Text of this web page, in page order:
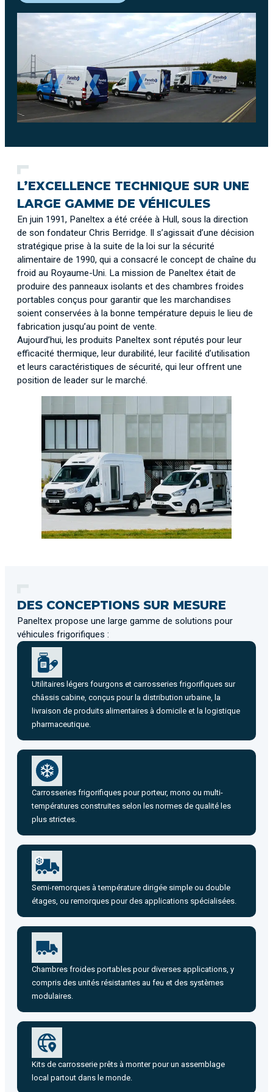
L’EXCELLENCE TECHNIQUE SUR UNE
LARGE GAMME DE VÉHICULES
En juin 1991, Paneltex a été créée à Hull, sous la direction
de son fondateur Chris Berridge. Il s’agissait d’une décision
stratégique prise à la suite de la loi sur la sécurité
alimentaire de 1990, qui a consacré le concept de chaîne du
froid au Royaume-Uni. La mission de Paneltex était de
produire des panneaux isolants et des chambres froides
portables conçus pour garantir que les marchandises
soient conservées à la bonne température depuis le lieu de
fabrication jusqu’au point de vente.
Aujourd’hui, les produits Paneltex sont réputés pour leur
efficacité thermique, leur durabilité, leur facilité d’utilisation
et leurs caractéristiques de sécurité, qui leur offrent une
position de leader sur le marché.
DES CONCEPTIONS SUR MESURE
Paneltex propose une large gamme de solutions pour
véhicules frigorifiques :
Utilitaires légers fourgons et carrosseries frigorifiques sur
châssis cabine, conçus pour la distribution urbaine, la
livraison de produits alimentaires à domicile et la logistique
pharmaceutique.
Carrosseries frigorifiques pour porteur, mono ou multi-
températures construites selon les normes de qualité les
plus strictes.
Semi-remorques à température dirigée simple ou double
étages, ou remorques pour des applications spécialisées.
Chambres froides portables pour diverses applications, y
compris des unités résistantes au feu et des systèmes
modulaires.
Kits de carrosserie prêts à monter pour un assemblage
local partout dans le monde.